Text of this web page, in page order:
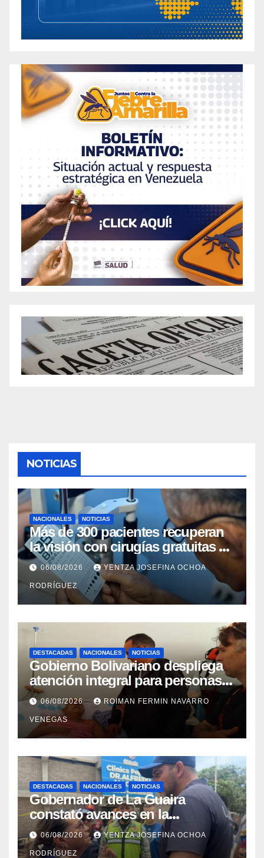
NOTICIAS
NACIONALES NOTICIAS
Más de 300 pacientes recuperan
la visión con cirugías gratuitas de
cataratas en Zulia
06/08/2026 YENTZA JOSEFINA OCHOA
RODRÍGUEZ
DESTACADAS NACIONALES NOTICIAS
Gobierno Bolivariano despliega
atención integral para personas
con discapacidad en
campamentos de La Guaira
06/08/2026 ROIMAN FERMIN NAVARRO
VENEGAS
DESTACADAS NACIONALES NOTICIAS
Gobernador de La Guaira
constató avances en la
rehabilitación del Hospitalito de
Catia la Mar
06/08/2026 YENTZA JOSEFINA OCHOA
RODRÍGUEZ